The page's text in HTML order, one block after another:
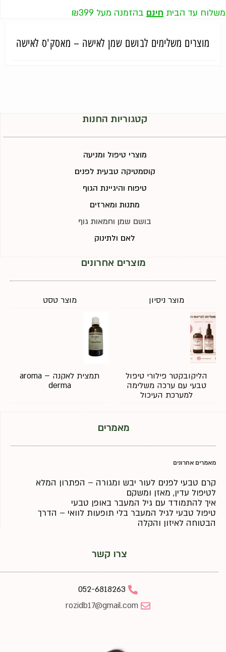
משלוח עד הבית חינם בהזמנה מעל ₪399
מוצרים משלימים לבושם שמן לאישה – מאסק'ס לאישה
קטגוריות החנות
מוצרי טיפול ומניעה
קוסמטיקה טבעית לפנים
טיפוח והיגיינת הגוף
מתנות ומארזים
בושם שמן וחמאות גוף
לאם ולתינוק
מוצרים אחרונים
מוצר ניסיון מוצר טסט
הליקובקטר פילורי טיפול
טבעי עם ערכה משלימה
למערכת העיכול
תמצית לאקנה – aroma
derma
מאמרים
מאמרים אחרונים
קרם טבעי לפנים לעור יבש ומגורה – הפתרון המלא
לטיפול עדין, מאזן ומשקם
איך להתמודד עם גיל המעבר באופן טבעי
טיפול טבעי לגיל המעבר בלי תופעות לוואי – הדרך
הבטוחה לאיזון והקלה
צרו קשר
052-6818263
rozidb17@gmail.com